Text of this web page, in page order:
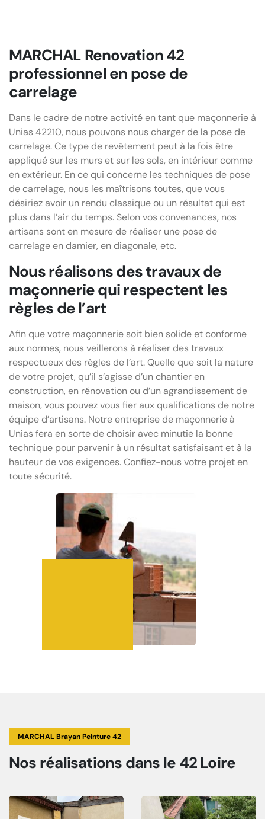
MARCHAL Renovation 42
professionnel en pose de
carrelage
Dans le cadre de notre activité en tant que maçonnerie à
Unias 42210, nous pouvons nous charger de la pose de
carrelage. Ce type de revêtement peut à la fois être
appliqué sur les murs et sur les sols, en intérieur comme
en extérieur. En ce qui concerne les techniques de pose
de carrelage, nous les maîtrisons toutes, que vous
désiriez avoir un rendu classique ou un résultat qui est
plus dans l’air du temps. Selon vos convenances, nos
artisans sont en mesure de réaliser une pose de
carrelage en damier, en diagonale, etc.
Nous réalisons des travaux de
maçonnerie qui respectent les
règles de l’art
Afin que votre maçonnerie soit bien solide et conforme
aux normes, nous veillerons à réaliser des travaux
respectueux des règles de l’art. Quelle que soit la nature
de votre projet, qu’il s’agisse d’un chantier en
construction, en rénovation ou d’un agrandissement de
maison, vous pouvez vous fier aux qualifications de notre
équipe d’artisans. Notre entreprise de maçonnerie à
Unias fera en sorte de choisir avec minutie la bonne
technique pour parvenir à un résultat satisfaisant et à la
hauteur de vos exigences. Confiez-nous votre projet en
toute sécurité.
MARCHAL Brayan Peinture 42
Nos réalisations dans le 42 Loire